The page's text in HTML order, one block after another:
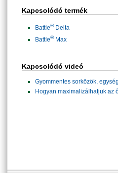
Kapcsolódó termék
Battle®Delta
Battle®Max
Kapcsolódó videó
Gyommentes sorközök,
Hogyan maximalizálhatjuk az